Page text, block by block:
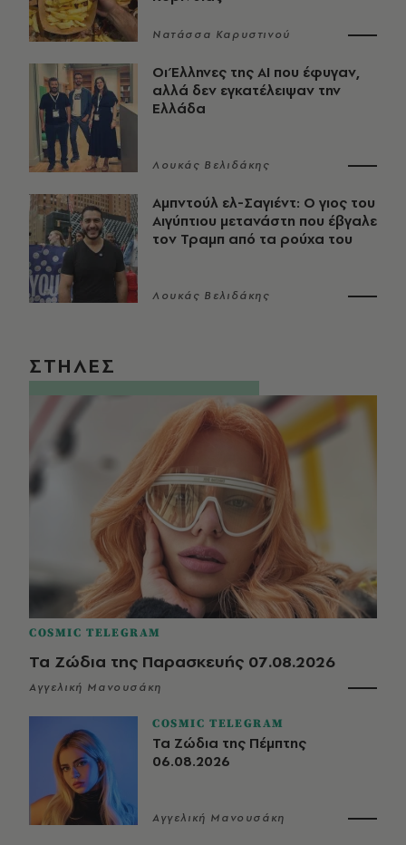
Νατάσσα Καρυστινού
Οι Έλληνες της ΑΙ που έφυγαν,
αλλά δεν εγκατέλειψαν την
Ελλάδα
Λουκάς Βελιδάκης
Αμπντούλ ελ-Σαγιέντ: Ο γιος του
Αιγύπτιου μετανάστη που έβγαλε
τον Τραμπ από τα ρούχα του
Λουκάς Βελιδάκης
ΣΤΗΛΕΣ
COSMIC TELEGRAM
Τα Ζώδια της Παρασκευής 07.08.2026
Αγγελική Μανουσάκη
COSMIC TELEGRAM
Τα Ζώδια της Πέμπτης
06.08.2026
Αγγελική Μανουσάκη